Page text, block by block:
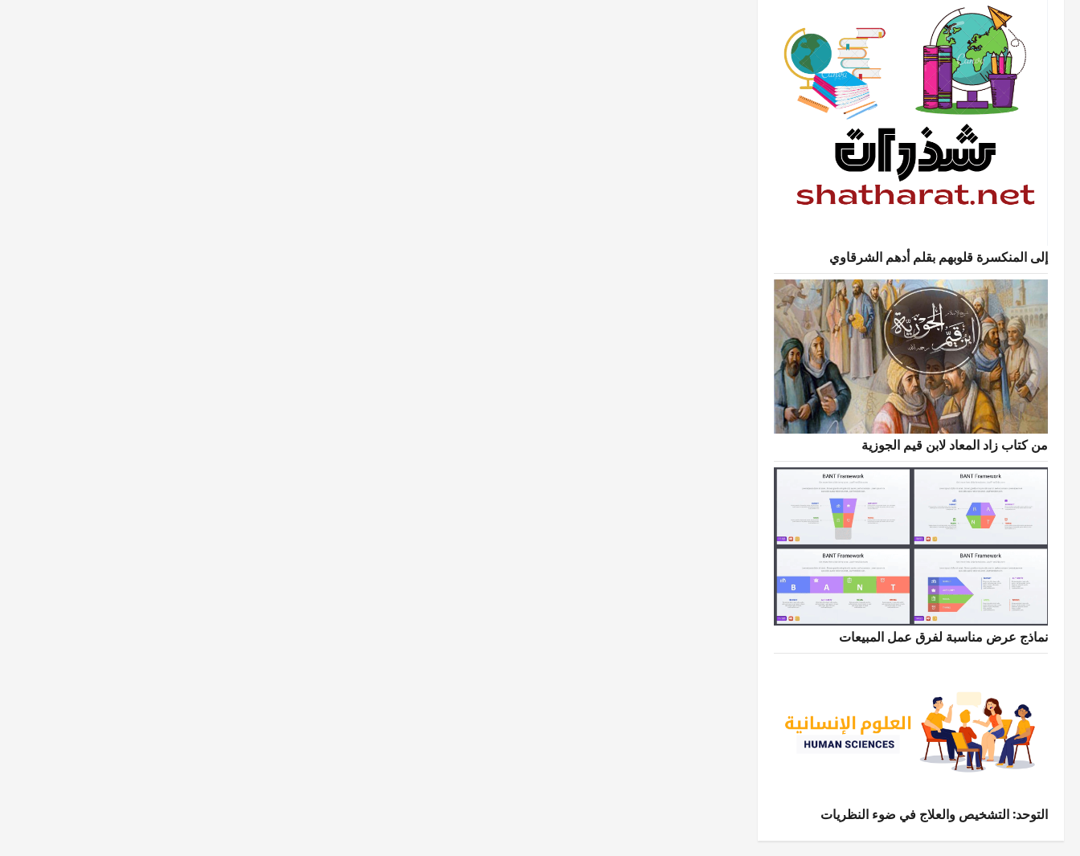
إلى المنكسرة قلوبهم بقلم أدهم الشرقاوي
من كتاب زاد المعاد لابن قيم الجوزية
نماذج عرض مناسبة لفرق عمل المبيعات
التوحد: التشخيص والعلاج في ضوء النظريات